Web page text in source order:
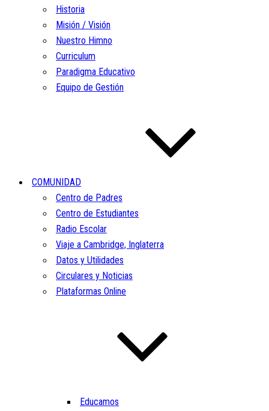
Historia
Misión / Visión
Nuestro Himno
Curriculum
Paradigma Educativo
Equipo de Gestión
COMUNIDAD
Centro de Padres
Centro de Estudiantes
Radio Escolar
Viaje a Cambridge, Inglaterra
Datos y Utilidades
Circulares y Noticias
Plataformas Online
Educamos